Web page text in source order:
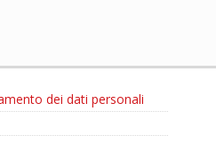
dei dati personali